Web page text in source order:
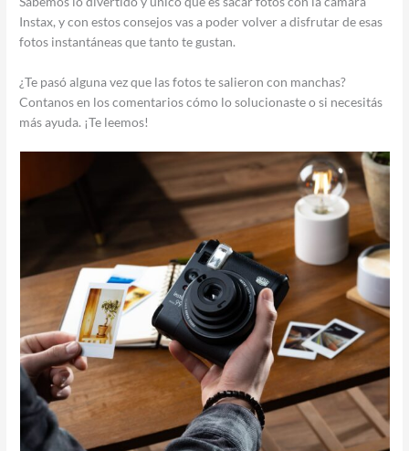
Instax, y con estos consejos vas a poder volver a disfrutar de esas
fotos instantáneas que tanto te gustan.
¿Te pasó alguna vez que las fotos te salieron con manchas?
Contanos en los comentarios cómo lo solucionaste o si necesitás
más ayuda. ¡Te leemos!